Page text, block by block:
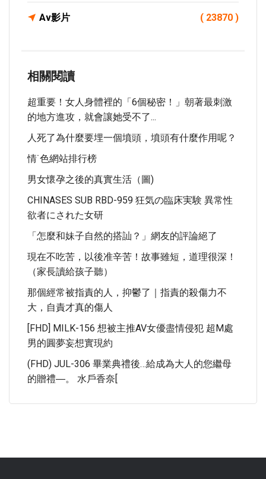
Av影片 ( 23870 )
相關閱讀
超重要！女人身體裡的「6個秘密！」朝著最刺激
的地方進攻，就會讓她受不了...
人死了為什麼要埋一個墳頭，墳頭有什麼作用呢？
情˙色網站排行榜
男女懷孕之後的真實生活（圖)
CHINASES SUB RBD-959 狂気の臨床実験 異常性
欲者にされた女研
「怎麼和妹子自然的搭訕？」網友的評論絕了
現在不吃苦，以後准辛苦！故事雖短，道理很深！
（家長讀給孩子聽）
那個經常被指責的人，抑鬱了｜指責的殺傷力不
大，自責才真的傷人
[FHD] MILK-156 想被主推AV女優盡情侵犯 超M處
男的圓夢妄想實現約
(FHD) JUL-306 畢業典禮後…給成為大人的您繼母
的贈禮―。 水戶香奈[